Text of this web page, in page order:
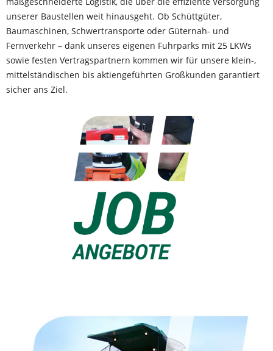
unserer Baustellen weit hinausgeht. Ob Schüttgüter,
Baumaschinen, Schwertransporte oder Güternah- und
Fernverkehr – dank unseres eigenen Fuhrparks mit 25 LKWs
sowie festen Vertragspartnern kommen wir für unsere klein-,
mittelständischen bis aktiengeführten Großkunden garantiert
sicher ans Ziel.